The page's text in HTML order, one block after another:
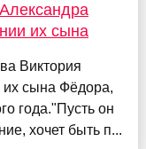
их сына
Виктория
их сына Фёдора,
года."Пусть он
хочет быть п...